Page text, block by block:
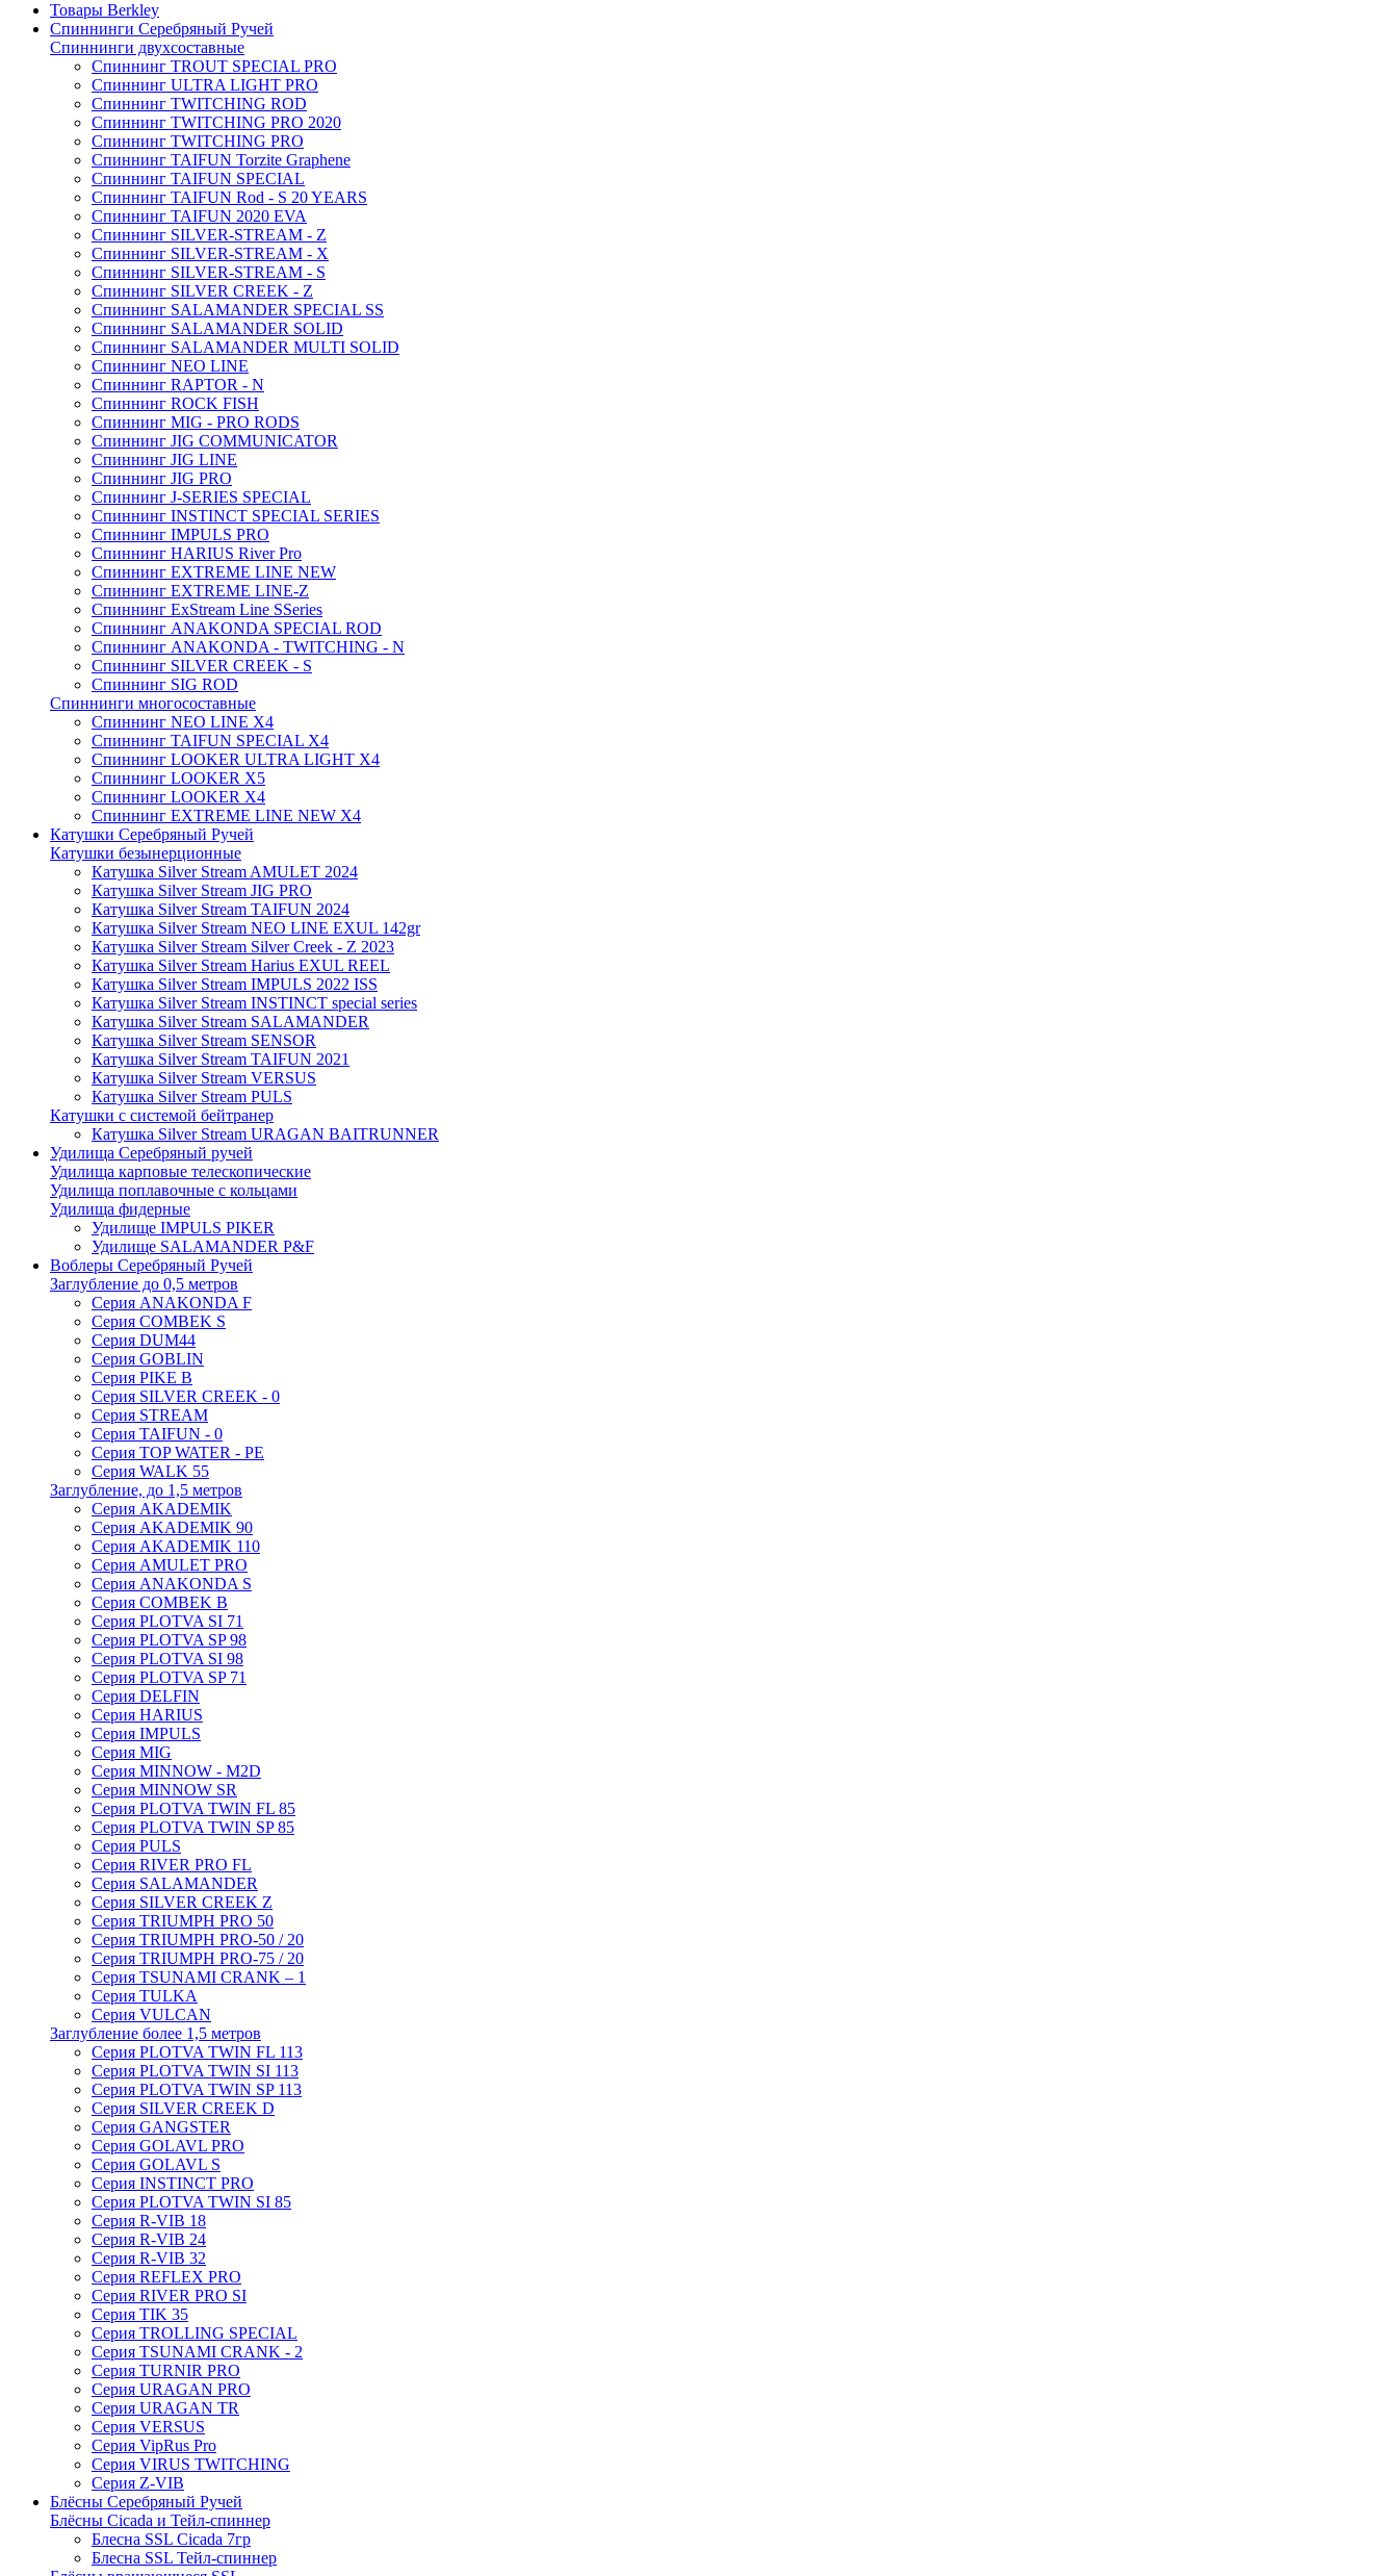
Товары Berkley
Спиннинги Серебряный Ручей
Спиннинги двухсоставные
Спиннинг TROUT SPECIAL PRO
Спиннинг ULTRA LIGHT PRO
Спиннинг TWITCHING ROD
Спиннинг TWITCHING PRO 2020
Спиннинг TWITCHING PRO
Спиннинг TAIFUN Torzite Graphene
Спиннинг TAIFUN SPECIAL
Спиннинг TAIFUN Rod - S 20 YEARS
Спиннинг TAIFUN 2020 EVA
Спиннинг SILVER-STREAM - Z
Спиннинг SILVER-STREAM - X
Спиннинг SILVER-STREAM - S
Спиннинг SILVER CREEK - Z
Спиннинг SALAMANDER SPECIAL SS
Спиннинг SALAMANDER SOLID
Спиннинг SALAMANDER MULTI SOLID
Спиннинг NEO LINE
Спиннинг RAPTOR - N
Спиннинг ROCK FISH
Спиннинг MIG - PRO RODS
Спиннинг JIG COMMUNICATOR
Спиннинг JIG LINE
Спиннинг JIG PRO
Спиннинг J-SERIES SPECIAL
Спиннинг INSTINCT SPECIAL SERIES
Спиннинг IMPULS PRO
Спиннинг HARIUS River Pro
Спиннинг EXTREME LINE NEW
Спиннинг EXTREME LINE-Z
Спиннинг ExStream Line SSeries
Спиннинг ANAKONDA SPECIAL ROD
Спиннинг ANAKONDA - TWITCHING - N
Спиннинг SILVER CREEK - S
Спиннинг SIG ROD
Спиннинги многосоставные
Спиннинг NEO LINE X4
Спиннинг TAIFUN SPECIAL X4
Спиннинг LOOKER ULTRA LIGHT X4
Спиннинг LOOKER X5
Спиннинг LOOKER X4
Спиннинг EXTREME LINE NEW X4
Катушки Серебряный Ручей
Катушки безынерционные
Катушка Silver Stream AMULET 2024
Катушка Silver Stream JIG PRO
Катушка Silver Stream TAIFUN 2024
Катушка Silver Stream NEO LINE EXUL 142gr
Катушка Silver Stream Silver Creek - Z 2023
Катушка Silver Stream Harius EXUL REEL
Катушка Silver Stream IMPULS 2022 ISS
Катушка Silver Stream INSTINCT special series
Катушка Silver Stream SALAMANDER
Катушка Silver Stream SENSOR
Катушка Silver Stream TAIFUN 2021
Катушка Silver Stream VERSUS
Катушка Silver Stream PULS
Катушки с системой бейтранер
Катушка Silver Stream URAGAN BAITRUNNER
Удилища Серебряный ручей
Удилища карповые телескопические
Удилища поплавочные с кольцами
Удилища фидерные
Удилище IMPULS PIKER
Удилище SALAMANDER P&F
Воблеры Серебряный Ручей
Заглубление до 0,5 метров
Серия ANAKONDA F
Серия COMBEK S
Серия DUM44
Серия GOBLIN
Серия PIKE B
Серия SILVER CREEK - 0
Серия STREAM
Серия TAIFUN - 0
Серия TOP WATER - PE
Серия WALK 55
Заглубление, до 1,5 метров
Серия AKADEMIK
Серия AKADEMIK 90
Серия AKADEMIK 110
Серия AMULET PRO
Серия ANAKONDA S
Серия COMBEK B
Серия PLOTVA SI 71
Серия PLOTVA SP 98
Серия PLOTVA SI 98
Серия PLOTVA SP 71
Серия DELFIN
Серия HARIUS
Серия IMPULS
Серия MIG
Серия MINNOW - M2D
Серия MINNOW SR
Серия PLOTVA TWIN FL 85
Серия PLOTVA TWIN SP 85
Серия PULS
Серия RIVER PRO FL
Серия SALAMANDER
Серия SILVER CREEK Z
Серия TRIUMPH PRO 50
Серия TRIUMPH PRO-50 / 20
Серия TRIUMPH PRO-75 / 20
Серия TSUNAMI CRANK – 1
Серия TULKA
Серия VULCAN
Заглубление более 1,5 метров
Серия PLOTVA TWIN FL 113
Серия PLOTVA TWIN SI 113
Серия PLOTVA TWIN SP 113
Серия SILVER CREEK D
Серия GANGSTER
Серия GOLAVL PRO
Серия GOLAVL S
Серия INSTINCT PRO
Серия PLOTVA TWIN SI 85
Серия R-VIB 18
Серия R-VIB 24
Серия R-VIB 32
Серия REFLEX PRO
Серия RIVER PRO SI
Серия TIK 35
Серия TROLLING SPECIAL
Серия TSUNAMI CRANK - 2
Серия TURNIR PRO
Серия URAGAN PRO
Серия URAGAN TR
Серия VERSUS
Серия VipRus Pro
Серия VIRUS TWITCHING
Серия Z-VIB
Блёсны Серебряный Ручей
Блёсны Cicada и Тейл-спиннер
Блесна SSL Cicada 7гр
Блесна SSL Тейл-спиннер